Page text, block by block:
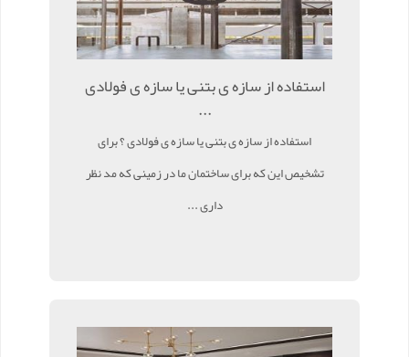
استفاده از سازه ی بتنی یا سازه ی فولادی
...
استفاده از سازه ی بتنی یا سازه ی فولادی ؟ برای
تشخیص این که برای ساختمان ما در زمینی که مد نظر
داری ...